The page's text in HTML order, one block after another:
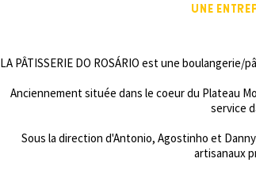
UNE
LA PÂTISSERIE DO ROSÁRIO est une
Anciennement située dans le coeur du Plateau
service
Sous la direction d'Antonio, Agostinho et
artisanaux